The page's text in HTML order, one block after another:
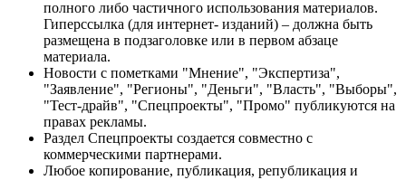
полного либо частичного использования материалов.
Гиперссылка (для интернет- изданий) – должна быть
размещена в подзаголовке или в первом абзаце
материала.
Новости с пометками "Мнение", "Экспертиза",
"Заявление", "Регионы", "Деньги", "Власть", "Выборы",
"Тест-драйв", "Спецпроекты", "Промо" публикуются на
правах рекламы.
Раздел Спецпроекты создается совместно с
коммерческими партнерами.
Любое копирование, публикация, републикация и